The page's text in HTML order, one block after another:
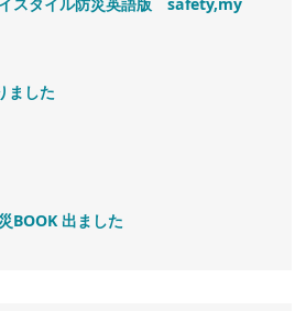
ました
BOOK 出ました